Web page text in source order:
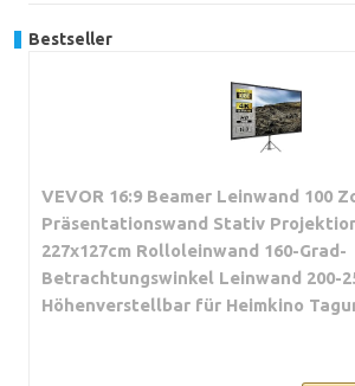
Bestseller
VEVOR 16:9 Beamer Leinwand 100
Präsentationswand Stativ
227x127cm Rolloleinwand ​160-Grad-
Betrachtungswinkel Leinwand 200-
Höhenverstellbar für Heimkino